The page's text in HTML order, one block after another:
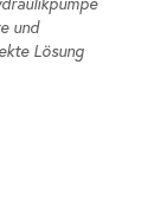
und
Lösung